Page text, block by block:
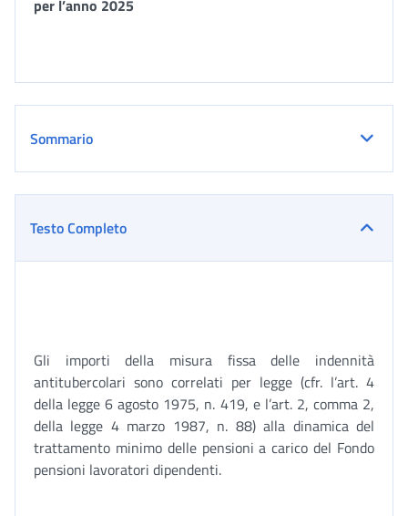
per l’anno 2025
Sommario
Testo Completo
Gli importi della misura fissa delle indennità
antitubercolari sono correlati per legge (cfr. l’art. 4
della legge 6 agosto 1975, n. 419, e l’art. 2, comma 2,
della legge 4 marzo 1987, n. 88) alla dinamica del
trattamento minimo delle pensioni a carico del Fondo
pensioni lavoratori dipendenti.